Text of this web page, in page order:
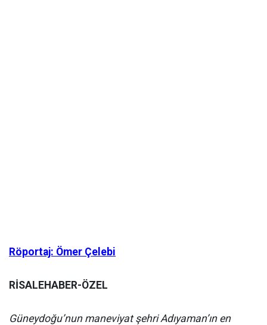
Röportaj: Ömer Çelebi
RİSALEHABER-ÖZEL
Güneydoğu’nun maneviyat şehri Adıyaman’ın en